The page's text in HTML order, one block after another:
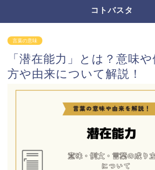
コトバスタ
言葉の意味
「潜在能力」とは？意味
方や由来について解説！